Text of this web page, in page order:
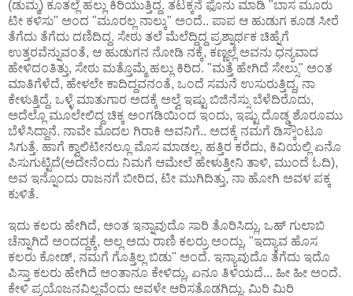
(ಡುಮ್ಮ) ಕೂತಲ್ಲೆ ಹಲ್ಲು ಕಿರಿಯುತ್ತಿದ್ದ. ತಟಕ್ಕನೆ ಫೊನು ಮಾಡಿ "ಬಾಸ ಮೂರು
ಟೀ ಕಳಿಸು" ಅಂದ "ಮೂರಲ್ಲ ನಾಲ್ಕು" ಅಂದೆ.. ಪಾಪ ಆ ಹುಡುಗ ಕೂಡ ಸೀರೆ
ತೆಗೆದು ತೆಗೆದು ದಣಿದಿದ್ದ. ಸೇಠು ತಲೆ ಮೆಲೆದ್ದಿದ್ದ ಪ್ರಶ್ನಾರ್ಥಕ ಚಿಹ್ನೆಗೆ
ಉತ್ತರವೆನ್ನುವಂತೆ, ಆ ಹುಡುಗನ ನೋಡಿ ನಕ್ಕೆ, ಕಣ್ಣಲ್ಲೆ ಅವನು ಧನ್ಯವಾದ
ಹೇಳಿದಂತಿತ್ತು, ಸೇಠು ಮತ್ತೊಮ್ಮೆ ಹಲ್ಲು ಕಿರಿದ. "ಮತ್ತೆ ಹೇಗಿದೆ ಸೇಲ್ಸು" ಅಂತ
ಮಾತಿಗೆಳೆದೆ, ಹೇಳಲೇ ಕಾದಿದ್ದವನಂತೆ, ಒಂದೆ ಸಮನೆ ಉಸುರುತ್ತಿದ್ದ, ನಾ
ಕೇಳುತ್ತಿದ್ದೆ. ಒಳ್ಳೆ ಮಾತುಗಾರ ಅದಕ್ಕೆ ಅಲ್ವೆ ಇಷ್ಟು ಬಿಜಿನೆಸ್ಸು ಬೆಳೆದಿರೊದು,
ಅದೆಲ್ಲೊ ಮೂಲೇಲಿದ್ದ ಚಿಕ್ಕ ಅಂಗಡಿಯಿಂದ ಇಂದು, ಇಷ್ಟು ದೊಡ್ಡ ಶೊರೂಮು
ಬೆಳೆಸಿದ್ದಾನೆ. ನಾವೇ ಮೊದಲ ಗಿರಾಕಿ ಅವನಿಗೆ.. ಅದಕ್ಕೆ ನಮಗೆ ಡಿಸ್ಕೌಂಟೂ
ಸಿಗುತ್ತೆ. ಹಾಗೆ ಕ್ವಾಲಿಟೀನಲ್ಲೂ ಮೊಸ ಮಾಡಲ್ಲ. ಹತ್ತಿರ ಕರೆದು, ಕಿವಿಯಲ್ಲಿ ಏನೊ
ಪಿಸುಗುಟ್ಟಿದೆ(ಅದೇನೆಂದು ನಿಮಗೆ ಆಮೇಲೆ ಹೇಳುತ್ತೀನಿ ತಾಳಿ, ಮುಂದೆ ಓದಿ),
ಅವ ಇನ್ನೊಂದು ರಾಜನಗೆ ಬೀರಿದ, ಟೀ ಮುಗಿದಿತ್ತು, ನಾ ಹೋಗಿ ಅವಳ ಪಕ್ಕ
ಕುಳಿತೆ.
ಇದು ಕಲರು ಹೇಗಿದೆ, ಅಂತ ಇನ್ನಾವುದೊ ಸಾರಿ ತೊರಿಸಿದ್ಲು, ಒಹ್ ಗುಲಾಬಿ
ಚೆನ್ನಾಗಿದೆ ಅಂದದ್ದಕ್ಕೆ, ಅಲ್ಲ ಅದು ರಾಣಿ ಕಲರ್ರು ಅಂದ್ಲು, "ಇದ್ಯಾವ ಹೊಸ
ಕಲರು ಕೋಡ್, ನಮಗೆ ಗೊತ್ತಿಲ್ಲ ಬಿಡು" ಅಂದೆ. ಇನ್ಯಾವುದೊ ತೆಗೆದು ಇದೊ
ಪಿಸ್ತಾ ಕಲರು ಹೇಗಿದೆ ಅಂತಾನೂ ಕೇಳಿದ್ಲು, ಏನೂ ತಿಳಿಯದೆ... ಹೀ ಹೀ ಅಂದೆ.
ಕೇಳಿ ಪ್ರಯೊಜನವಿಲ್ಲವೆಂದು ಅವಳೇ ಆರಿಸತೊಡಗಿದ್ಲು. ಮಿರಿ ಮಿರಿ